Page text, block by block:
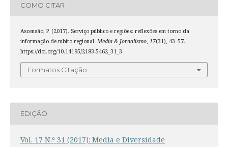
COMO CITAR
Ascensão, P. (2017). Serviço público e regiões: reflexões em torno da
informação de mbito regional. Media & Jornalismo, 17(31), 43–57.
https://doi.org/10.14195/2183-5462_31_3
Formatos Citação
EDIÇÃO
Vol. 17 N.º 31 (2017): Media e Diversidade